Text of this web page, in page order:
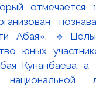
отмечается
Абая».
юных
Кунанбаева, а